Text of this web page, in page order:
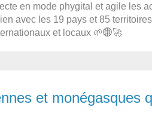
en mode phygital et agile les
avec les 19 pays et 85
et locaux 🌱🌐🚀
et monégasques